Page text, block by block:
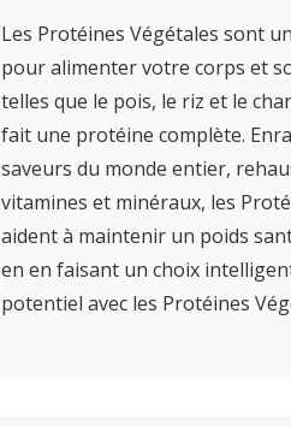
Les Protéines Végétales sont
pour alimenter votre corps et
telles que le pois, le riz et le
fait une protéine complète.
saveurs du monde entier,
vitamines et minéraux, les
aident à maintenir un poids
en en faisant un choix
potentiel avec les Protéines